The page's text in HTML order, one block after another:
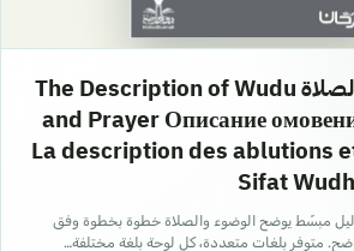
صفة الوضوء والصلاة The Description of Wudu
and Prayer Описание
La description des ablutions
Sifat
مبسّط يوضح الوضوء والصلاة خطوة بخطوة وفق
متوفر بلغات متعددة، كل لوحة بلغة مختلفة…